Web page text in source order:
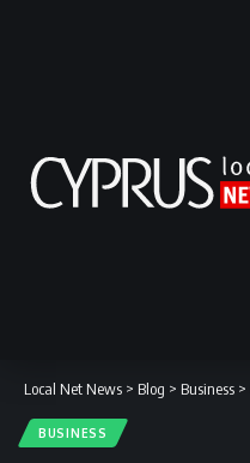
Local Net News > Blog > Business >
BUSINESS